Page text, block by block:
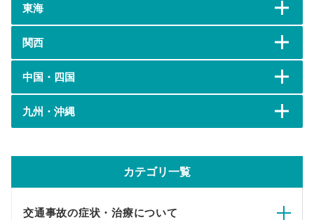
東海
関西
中国・四国
九州・沖縄
カテゴリ一覧
交通事故の症状・治療について